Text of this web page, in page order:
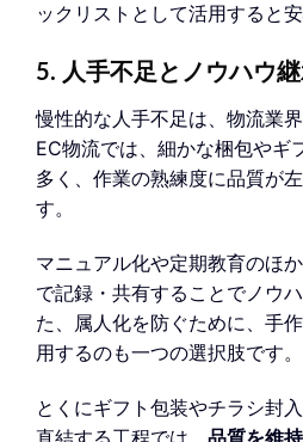
ックリストとして活用すると安
5. 人手不足とノウハウ
慢性的な人手不足は、物流業
EC物流では、細かな梱包やギ
多く、作業の熟練度に品質が
す。
マニュアル化や定期教育のほ
で記録・共有することでノウ
た、属人化を防ぐために、手
用するのも一つの選択肢です。
とくにギフト包装やチラシ封
直結する工程では、 品質を維